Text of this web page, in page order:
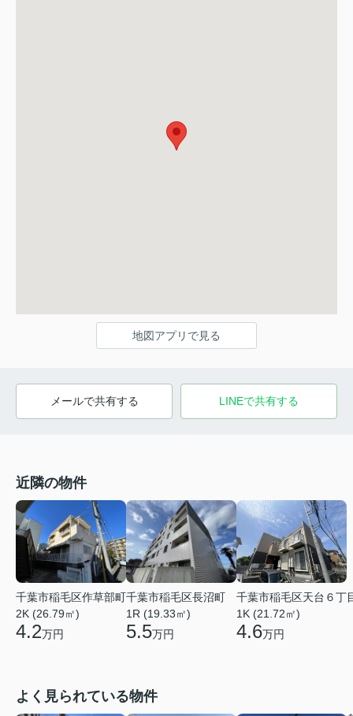
地図アプリで見る
メールで共有する LINEで共有する
近隣の物件
千葉市稲毛区作草部町
2K (26.79㎡)
4.2万円
千葉市稲毛区長沼町
1R (19.33㎡)
5.5万円
千葉市稲毛区天台６丁
1K (21.72㎡)
4.6万円
よく見られている物件